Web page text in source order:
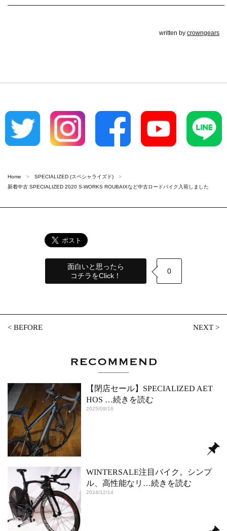
————————————————————————————–
written by crowngears
Home
SPECIALIZED (スペシャライズド)
新着中古 SPECIALIZED 2020 S-WORKS ROUBAIXなど中古ロードバイク入荷しました
面白いと思ったら
コチラをClick！
0
<BEFORE NEXT>
【閉店セール】SPECIALIZED AET
HOS …続きを読む
2025/09/16
WINTERSALE注目バイク。シンプ
ル、高性能なリ …続きを読む
2024/12/14